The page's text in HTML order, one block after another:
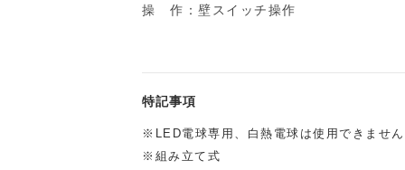
操 作：壁スイッチ操作
特記事項
※LED電球専用、白熱電球は使用できません
※組み立て式